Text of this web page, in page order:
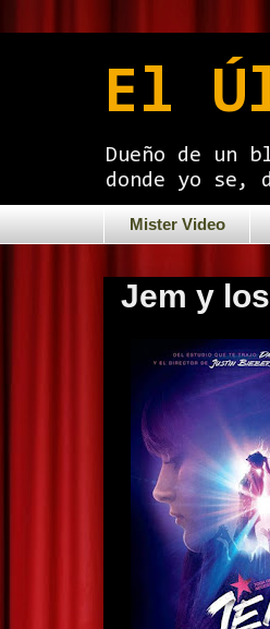
El
Dueño de un
donde yo se,
Mister Video
Jem y